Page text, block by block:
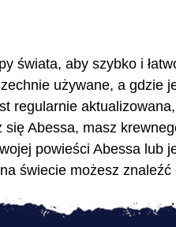
świata, aby szybko i
używane, a gdzie
regularnie
Abessa, masz
powieści Abessa lub
świecie możesz